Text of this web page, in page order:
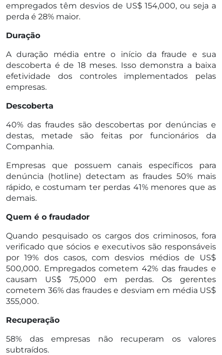
empregados têm desvios de US$ 154,000, ou seja a
perda é 28% maior.
Duração
A duração média entre o início da fraude e sua
descoberta é de 18 meses. Isso demonstra a baixa
efetividade dos controles implementados pelas
empresas.
Descoberta
40% das fraudes são descobertas por denúncias e
destas, metade são feitas por funcionários da
Companhia.
Empresas que possuem canais específicos para
denúncia (hotline) detectam as fraudes 50% mais
rápido, e costumam ter perdas 41% menores que as
demais.
Quem é o fraudador
Quando pesquisado os cargos dos criminosos, fora
verificado que sócios e executivos são responsáveis
por 19% dos casos, com desvios médios de US$
500,000. Empregados cometem 42% das fraudes e
causam US$ 75,000 em perdas. Os gerentes
cometem 36% das fraudes e desviam em média US$
355,000.
Recuperação
58% das empresas não recuperam os valores
subtraídos.